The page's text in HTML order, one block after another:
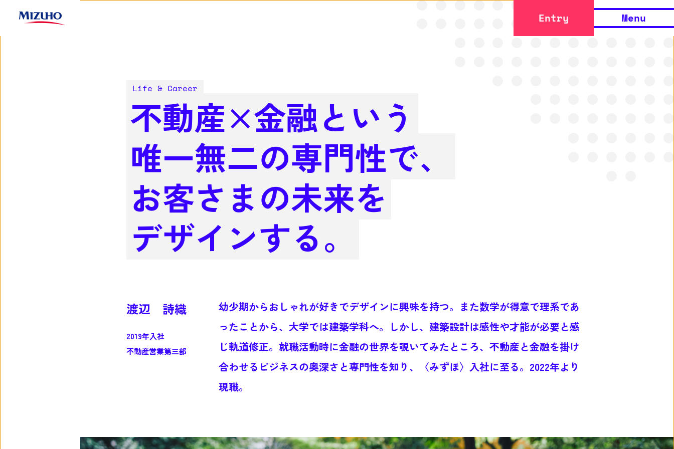
Entry Menu
Life & Career
不動産×金融という
唯一無二の専門性で、
お客さまの未来を
デザインする。
渡辺 詩織
2019年入社
不動産営業第三部
幼少期からおしゃれが好きでデザインに興味を持つ。また数学が得意で理系であ
ったことから、大学では建築学科へ。しかし、建築設計は感性や才能が必要と感
じ軌道修正。就職活動時に金融の世界を覗いてみたところ、不動産と金融を掛け
合わせるビジネスの奥深さと専門性を知り、〈みずほ〉入社に至る。2022年より
現職。